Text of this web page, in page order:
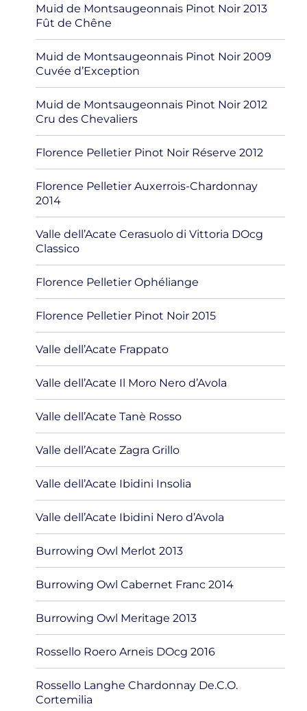
Muid de Montsaugeonnais Pinot Noir 2013
Fût de Chêne
Muid de Montsaugeonnais Pinot Noir 2009
Cuvée d’Exception
Muid de Montsaugeonnais Pinot Noir 2012
Cru des Chevaliers
Florence Pelletier Pinot Noir Réserve 2012
Florence Pelletier Auxerrois-Chardonnay
2014
Valle dell’Acate Cerasuolo di Vittoria DOcg
Classico
Florence Pelletier Ophéliange
Florence Pelletier Pinot Noir 2015
Valle dell’Acate Frappato
Valle dell’Acate Il Moro Nero d’Avola
Valle dell’Acate Tanè Rosso
Valle dell’Acate Zagra Grillo
Valle dell’Acate Ibidini Insolia
Valle dell’Acate Ibidini Nero d’Avola
Burrowing Owl Merlot 2013
Burrowing Owl Cabernet Franc 2014
Burrowing Owl Meritage 2013
Rossello Roero Arneis DOcg 2016
Rossello Langhe Chardonnay De.C.O.
Cortemilia